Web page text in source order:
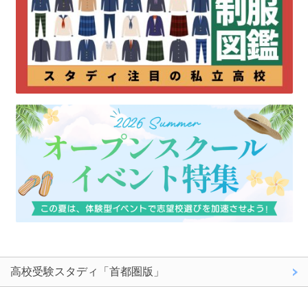
高校受験スタディ「首都圏版」